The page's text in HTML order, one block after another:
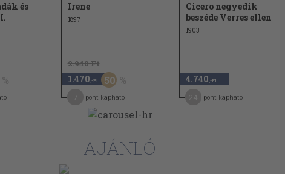
és
Irene
1897
2.940 Ft
1.470 ,-Ft 50
pont kapható
Cicero negyedik
beszéde Verres ellen
1903
4.740 ,-Ft
pont kapható
AJÁNLÓ